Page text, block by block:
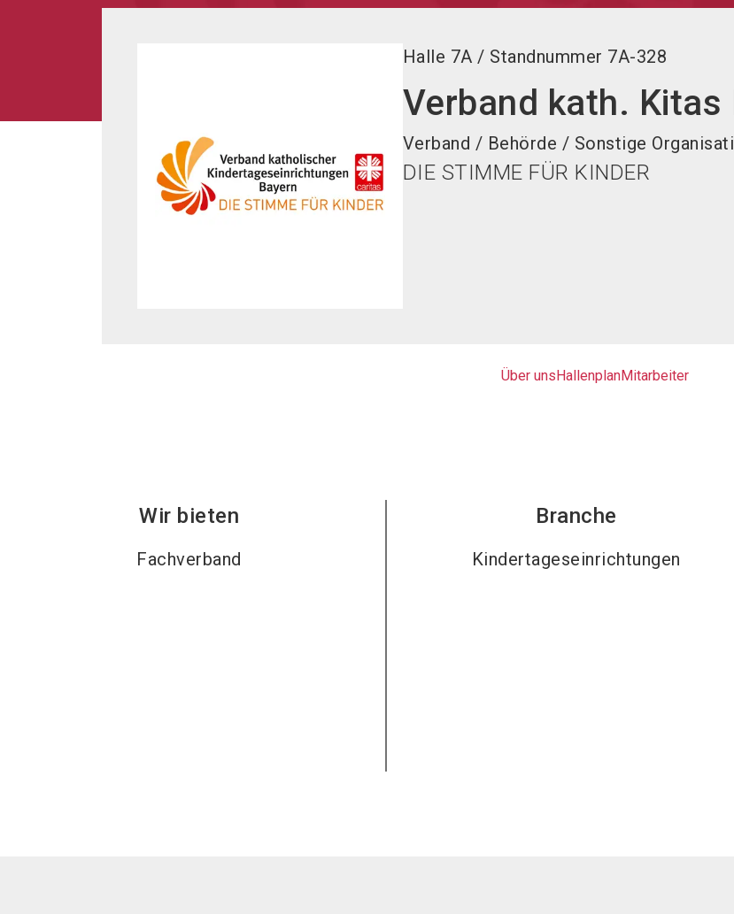
Halle 7A / Standnummer 7A-328
Verband kath. Kitas
Verband / Behörde / Sonstige
DIE STIMME FÜR KINDER
Über unsHallenplanMitarbeiter
Wir bieten
Fachverband
Branche
Kindertageseinrichtungen